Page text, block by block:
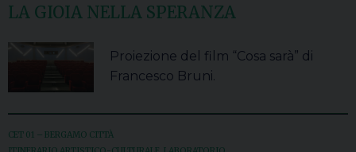
LA GIOIA NELLA SPERANZA
Proiezione del film “Cosa sarà” di
Francesco Bruni.
CET 01 – BERGAMO CITTÀ